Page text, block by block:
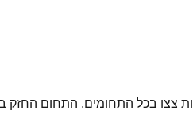
צצו בכל התחומים. התחום החזק